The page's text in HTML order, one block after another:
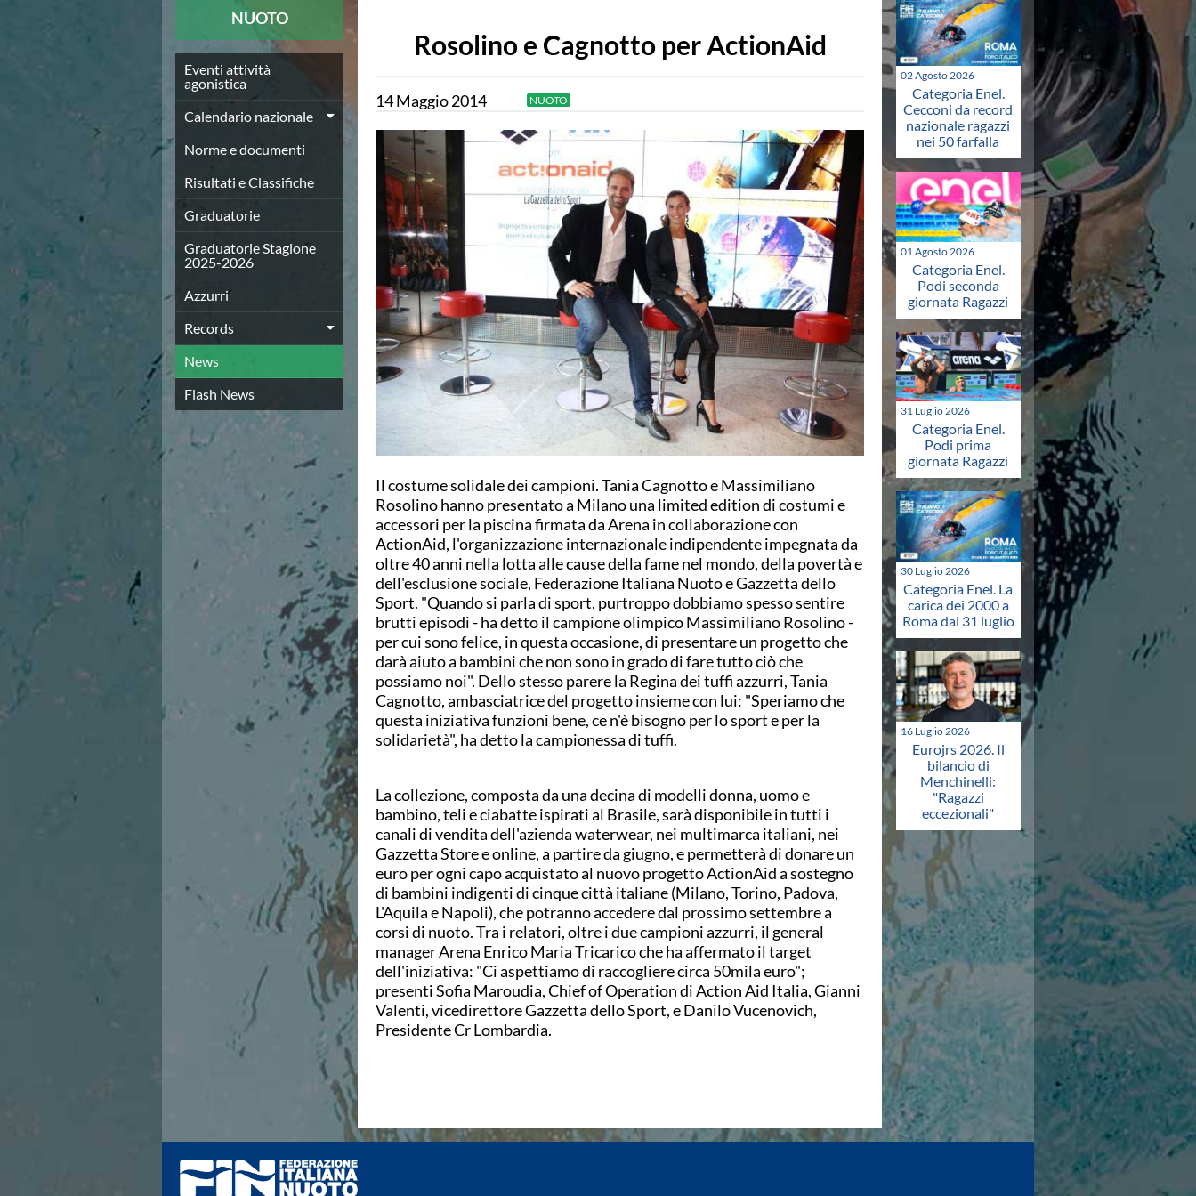
Europei a modo Mei
Nuoto
Eventi attività agonistica
Calendario nazionale
Norme e documenti
Risultati e Classifiche
Graduatorie
Graduatorie Stagione 2025-2026
Azzurri
Records
News
Flash News
Pallanuoto
Norme e documenti
Le Nazionali
Coppa Italia
Campionato A1 Maschile
Campionato A1 Femminile
Campionato A2 Maschile
Campionato A2 Femminile
Campionato B Maschile
Storico Campionati 2003-2017
Trofei delle Regioni
Flash News
Waterpolo Channel
Tuffi
Norme e documenti
Risultati e Classifiche
Flash News
Eventi
Norme e documenti
Flash News
Salvamento
News
Flash News
Master
NUOTO
Eventi attività
agonistica
Calendario nazionale
Norme e documenti
Risultati e Classifiche
Graduatorie
Graduatorie Stagione
2025-2026
Azzurri
Records
News
Flash News
Rosolino e Cagnotto per ActionAid
14Maggio2014 NUOTO
Il costume solidale dei campioni. Tania Cagnotto e Massimiliano
Rosolino hanno presentato a Milano una limited edition di costumi e
accessori per la piscina firmata da Arena in collaborazione con
ActionAid, l'organizzazione internazionale indipendente impegnata da
oltre 40 anni nella lotta alle cause della fame nel mondo, della povertà e
dell'esclusione sociale, Federazione Italiana Nuoto e Gazzetta dello
Sport. "Quando si parla di sport, purtroppo dobbiamo spesso sentire
brutti episodi - ha detto il campione olimpico Massimiliano Rosolino -
per cui sono felice, in questa occasione, di presentare un progetto che
darà aiuto a bambini che non sono in grado di fare tutto ciò che
possiamo noi". Dello stesso parere la Regina dei tuffi azzurri, Tania
Cagnotto, ambasciatrice del progetto insieme con lui: "Speriamo che
questa iniziativa funzioni bene, ce n'è bisogno per lo sport e per la
solidarietà", ha detto la campionessa di tuffi.
La collezione, composta da una decina di modelli donna, uomo e
bambino, teli e ciabatte ispirati al Brasile, sarà disponibile in tutti i
canali di vendita dell'azienda waterwear, nei multimarca italiani, nei
Gazzetta Store e online, a partire da giugno, e permetterà di donare un
euro per ogni capo acquistato al nuovo progetto ActionAid a sostegno
di bambini indigenti di cinque città italiane (Milano, Torino, Padova,
L'Aquila e Napoli), che potranno accedere dal prossimo settembre a
corsi di nuoto. Tra i relatori, oltre i due campioni azzurri, il general
manager Arena Enrico Maria Tricarico che ha affermato il target
dell'iniziativa: "Ci aspettiamo di raccogliere circa 50mila euro";
presenti Sofia Maroudia, Chief of Operation di Action Aid Italia, Gianni
Valenti, vicedirettore Gazzetta dello Sport, e Danilo Vucenovich,
Presidente Cr Lombardia.
02 Agosto 2026
Categoria Enel.
Cecconi da record
nazionale ragazzi
nei 50 farfalla
01 Agosto 2026
Categoria Enel.
Podi seconda
giornata Ragazzi
31 Luglio 2026
Categoria Enel.
Podi prima
giornata Ragazzi
30 Luglio 2026
Categoria Enel. La
carica dei 2000 a
Roma dal 31 luglio
16 Luglio 2026
Eurojrs 2026. Il
bilancio di
Menchinelli:
"Ragazzi
eccezionali"